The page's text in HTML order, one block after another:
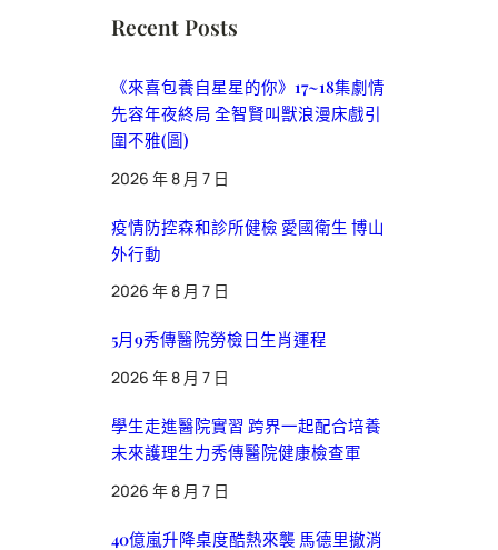
Recent Posts
《來喜包養自星星的你》17~18集劇情
先容年夜終局 全智賢叫獸浪漫床戲引
圍不雅(圖)
2026 年 8 月 7 日
疫情防控森和診所健檢 愛國衛生 博山
外行動
2026 年 8 月 7 日
5月9秀傳醫院勞檢日生肖運程
2026 年 8 月 7 日
學生走進醫院實習 跨界一起配合培養
未來護理生力秀傳醫院健康檢查軍
2026 年 8 月 7 日
40億嵐升降桌度酷熱來襲 馬德里撤消